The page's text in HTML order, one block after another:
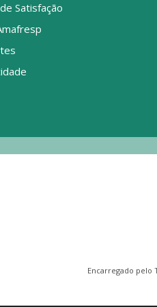
Satisfação
Encarregado pelo